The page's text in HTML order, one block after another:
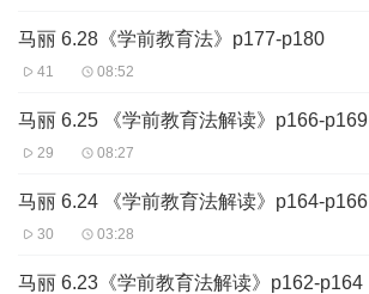
马丽 6.28《学前教育法》p177-p180
41 08:52
马丽 6.25 《学前教育法解读》p166-p169
29 08:27
马丽 6.24 《学前教育法解读》p164-p166
30 03:28
马丽 6.23《学前教育法解读》p162-p164